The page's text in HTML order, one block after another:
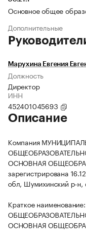
Основное общее
Дополнительные
Марухина Евгения
Должность
Директор
ИНН
452401045693
Описание
Компания
ОСНОВНАЯ
зарегистрирована
обл, Шумихинский р-н,
Краткое
ОСНОВНАЯ